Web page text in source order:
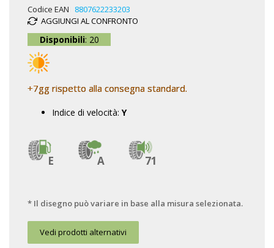
Codice EAN
8807622233203
AGGIUNGI AL CONFRONTO
Disponibili: 20
+7gg rispetto alla consegna standard.
Indice di velocità: Y
E A 71
* Il disegno può variare in base alla misura selezionata.
Vedi prodotti alternativi
immagini